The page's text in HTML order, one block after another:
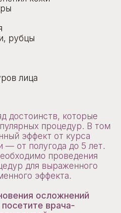
до 5 лет.
проведения
выраженного
эффекта.
осложнений
врача-